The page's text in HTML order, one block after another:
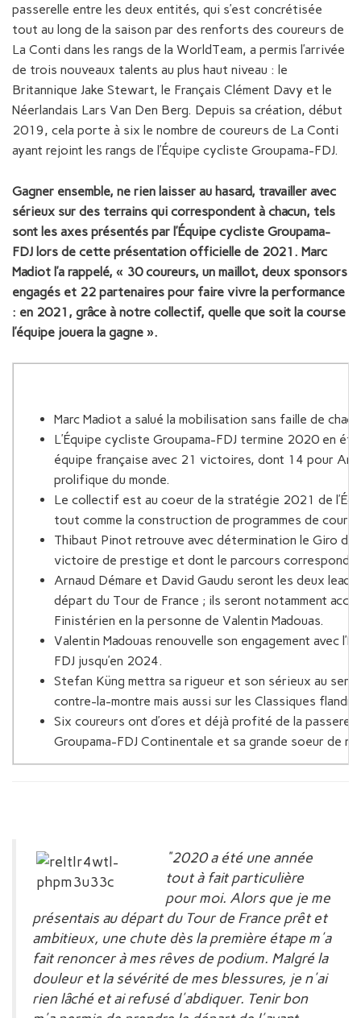
passerelle entre les deux entités, qui s’est concrétisée
tout au long de la saison par des renforts des coureurs de
La Conti dans les rangs de la WorldTeam, a permis l’arrivée
de trois nouveaux talents au plus haut niveau : le
Britannique Jake Stewart, le Français Clément Davy et le
Néerlandais Lars Van Den Berg. Depuis sa création, début
2019, cela porte à six le nombre de coureurs de La Conti
ayant rejoint les rangs de l’Équipe cycliste Groupama-FDJ.
Gagner ensemble, ne rien laisser au hasard, travailler avec
sérieux sur des terrains qui correspondent à chacun, tels
sont les axes présentés par l’Équipe cycliste Groupama-
FDJ lors de cette présentation officielle de 2021. Marc
Madiot l’a rappelé, « 30 coureurs, un maillot, deux sponsors
engagés et 22 partenaires pour faire vivre la performance
: en 2021, grâce à notre collectif, quelle que soit la course
l’équipe jouera la gagne ».
Marc Madiot a salué la mobilisation sans faille de
L’Équipe cycliste Groupama-FDJ termine 2020 en
équipe française avec 21 victoires, dont 14 pour
prolifique du monde.
Le collectif est au coeur de la stratégie 2021 de
tout comme la construction de programmes de
Thibaut Pinot retrouve avec détermination le Giro
victoire de prestige et dont le parcours correspond
Arnaud Démare et David Gaudu seront les deux
départ du Tour de France ; ils seront notamment
Finistérien en la personne de Valentin Madouas.
Valentin Madouas renouvelle son engagement avec
FDJ jusqu’en 2024.
Stefan Küng mettra sa rigueur et son sérieux au
contre-la-montre mais aussi sur les Classiques
Six coureurs ont d’ores et déjà profité de la
Groupama-FDJ Continentale et sa grande soeur de
"2020 a été une année
tout à fait particulière
pour moi. Alors que je me
présentais au départ du Tour de France prêt et
ambitieux, une chute dès la première étape m'a
fait renoncer à mes rêves de podium. Malgré la
douleur et la sévérité de mes blessures, je n'ai
rien lâché et ai refusé d'abdiquer. Tenir bon